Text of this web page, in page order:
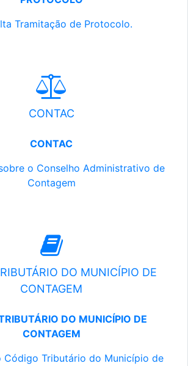
Tramitação de Protocolo.
CONTAC
CONTAC
o Conselho Administrativo de
Contagem
DO MUNICÍPIO DE
CONTAGEM
DO MUNICÍPIO DE
CONTAGEM
Código Tributário do Município de